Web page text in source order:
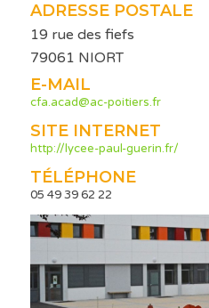
ADRESSE POSTALE
19 rue des fiefs
79061 NIORT
E-MAIL
cfa.acad@ac-poitiers.fr
SITE INTERNET
http://lycee-paul-guerin.fr/
TÉLÉPHONE
05 49 39 62 22